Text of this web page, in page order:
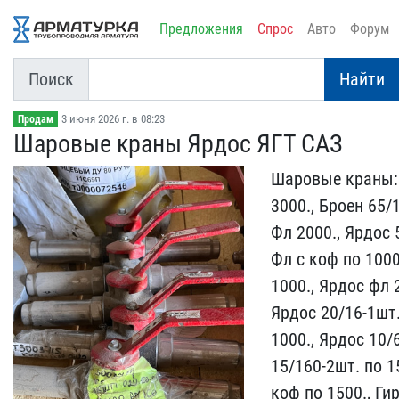
Предложения Спрос Авто Форум
Поиск Найти
Продам 3 июня 2026 г. в 08:23
Шаровые краны Ярдос ЯГТ ​САЗ
Шаровые
3000., ​Броен 65/
Фл 2000​., Ярдос
Фл с коф по​
1000., Ярдос фл
Ярдос 20/16-
​1000., Ярдос
15/160-2шт​. по
коф по 1500.,​